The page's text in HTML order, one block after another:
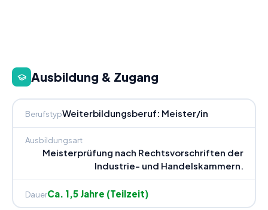
Ausbildung & Zugang
BerufstypWeiterbildungsberuf: Meister/in
Ausbildungsart
Meisterprüfung nach Rechtsvorschriften der
Industrie- und Handelskammern.
DauerCa. 1,5 Jahre (Teilzeit)